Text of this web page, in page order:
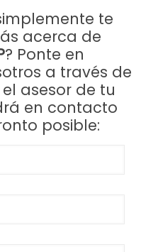
te
acerca de
? Ponte en
a través de
asesor de tu
en contacto
posible: